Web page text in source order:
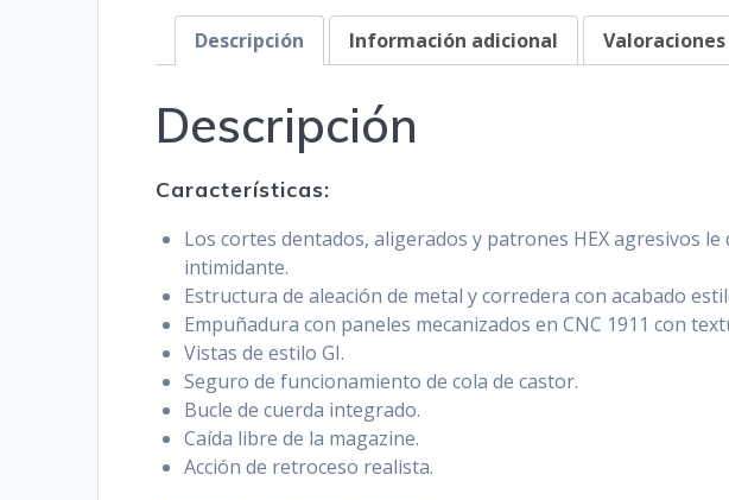
cantidad
Descripción Información adicional Valoraciones
Descripción
Características:
Los cortes dentados, aligerados y patrones HEX agresivos
intimidante.
Estructura de aleación de metal y corredera con acabado
Empuñadura con paneles mecanizados en CNC 1911 con
Vistas de estilo GI.
Seguro de funcionamiento de cola de castor.
Bucle de cuerda integrado.
Caída libre de la magazine.
Acción de retroceso realista.